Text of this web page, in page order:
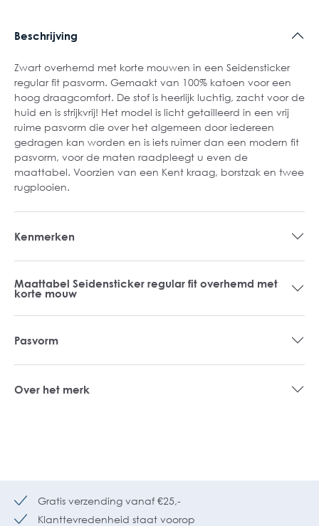
Beschrijving
Zwart overhemd met korte mouwen in een Seidensticker
regular fit pasvorm. Gemaakt van 100% katoen voor een
hoog draagcomfort. De stof is heerlijk luchtig, zacht voor de
huid en is strijkvrij! Het model is licht getailleerd in een vrij
ruime pasvorm die over het algemeen door iedereen
gedragen kan worden en is iets ruimer dan een modern fit
pasvorm, voor de maten raadpleegt u even de
maattabel. Voorzien van een Kent kraag, borstzak en twee
rugplooien.
Kenmerken
Maattabel Seidensticker regular fit overhemd met
korte mouw
Pasvorm
Over het merk
Gratis verzending vanaf €25,-
Klanttevredenheid staat voorop